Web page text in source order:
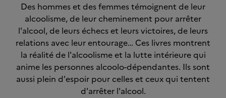
Des hommes et des femmes témoignent de leur
alcoolisme, de leur cheminement pour arrêter
l'alcool, de leurs échecs et leurs victoires, de leurs
relations avec leur entourage… Ces livres montrent
la réalité de l'alcoolisme et la lutte intérieure qui
anime les personnes alcoolo-dépendantes. Ils sont
aussi plein d'espoir pour celles et ceux qui tentent
d'arrêter l'alcool.